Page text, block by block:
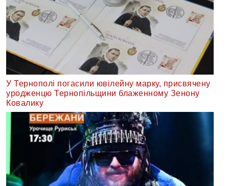
У Тернополі погасили ювілейну марку, присвячену
уродженцю Тернопільщини блаженному Зенону
Ковалику